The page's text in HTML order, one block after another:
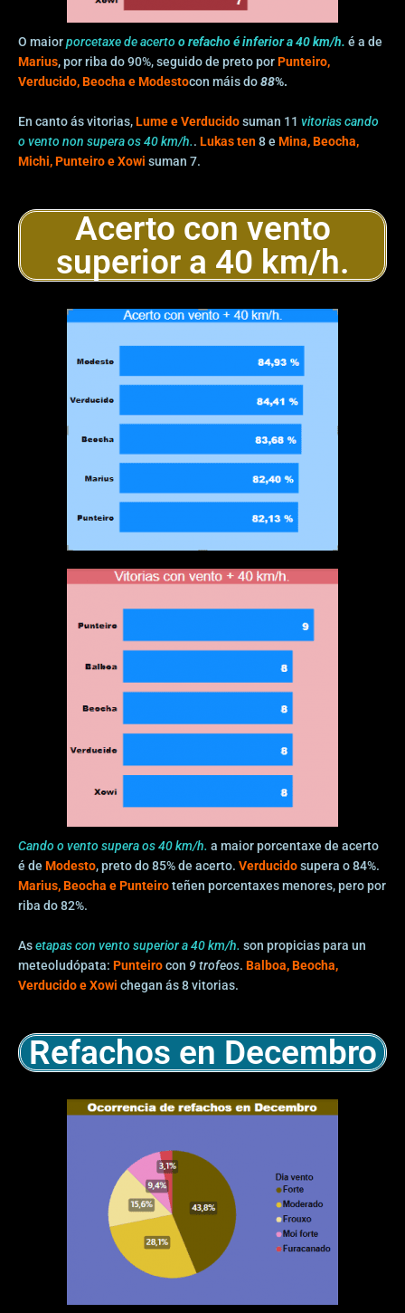
O maiorporcetaxe de acerto o refacho é inferior a 40 km/h. é a de
Marius, por riba do 90%, seguido de preto porPunteiro,
Verducido, Beocha e Modestocon máis do88%.
En canto ás vitorias,Lume e Verducidosuman 11 vitorias cando
o vento non supera os 40 km/h.. Lukas ten8 e Mina, Beocha,
Michi, Punteiro e Xowi suman 7.
Acerto con vento
superior a 40 km/h.
Cando o vento supera os 40 km/h. a maior porcentaxe de acerto
é de Modesto, preto do 85% de acerto. Verducidosupera o 84%.
Marius, Beocha e Punteiroteñen porcentaxes menores, pero por
riba do 82%.
Asetapas con vento superior a 40 km/h. son propicias para un
meteoludópata: Punteirocon 9 trofeos. Balboa, Beocha,
Verducido e Xowi chegan ás 8 vitorias.
Refachos en Decembro